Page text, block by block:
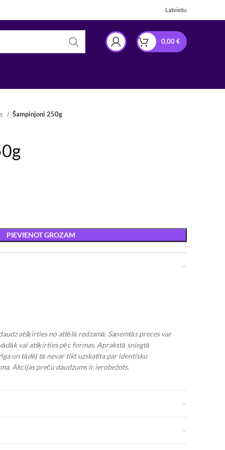
Latviešu
0,00€
Šampinjoni 250g
PIEVIENOT GROZAM
atšķirties no attēlā redzamā. Saņemtās preces var
vai atšķirties pēc formas. Aprakstā sniegtā
un tādēļ tā nevar tikt uzskatīta par identisku
Akcijas preču daudzums ir ierobežots.